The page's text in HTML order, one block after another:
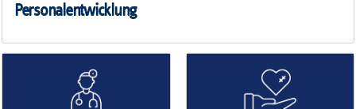
PRESSE
INTERNATIONAL
Personalentwicklung